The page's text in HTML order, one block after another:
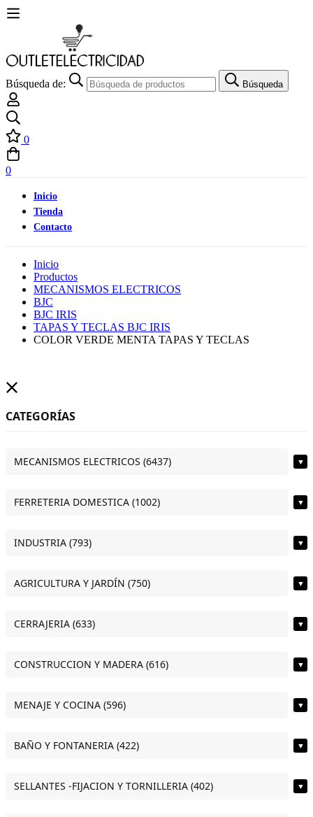
Búsqueda de: Búsqueda
0
0
Inicio
Tienda
Contacto
Inicio
Productos
MECANISMOS ELECTRICOS
BJC
BJC IRIS
TAPAS Y TECLAS BJC IRIS
COLOR VERDE MENTA TAPAS Y TECLAS
CATEGORÍAS
MECANISMOS ELECTRICOS (6437) ▼
FERRETERIA DOMESTICA (1002) ▼
INDUSTRIA (793) ▼
AGRICULTURA Y JARDÍN (750) ▼
CERRAJERIA (633) ▼
CONSTRUCCION Y MADERA (616) ▼
MENAJE Y COCINA (596) ▼
BAÑO Y FONTANERIA (422) ▼
SELLANTES -FIJACION Y TORNILLERIA (402) ▼